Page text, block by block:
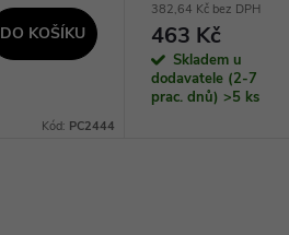
DO KOŠÍKU
Kód: PC2444
382,64 Kč bez DPH
463 Kč
Skladem u
dodavatele (2-7
prac. dnů) >5 ks